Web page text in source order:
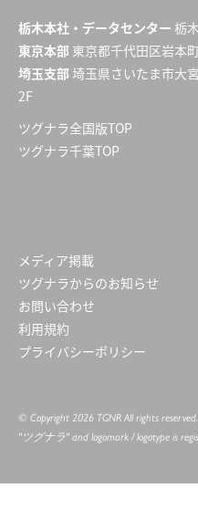
栃木本社・データセンター 栃
東京本部 東京都千代田区岩本
埼玉支部 埼玉県さいたま市大
2F
ツグナラ全国版TOP
ツグナラ千葉TOP
メディア掲載
ツグナラからのお知らせ
お問い合わせ
利用規約
プライバシーポリシー
© Copyright 2026 TGNR All rights reserved.
"ツグナラ" and logomark / logotype is